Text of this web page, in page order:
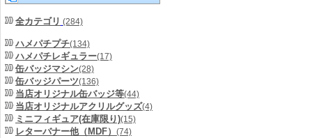
全カテゴリ (284)
ハメパチプチ(134)
ハメパチレギュラー(17)
缶バッジマシン(28)
缶バッジパーツ(136)
当店オリジナル缶バッジ等(44)
当店オリジナルアクリルグッズ(4)
ミニフィギュア(在庫限り)(15)
レターバナー他（MDF） (74)